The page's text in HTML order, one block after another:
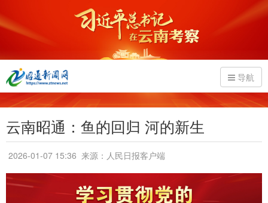
导航
云南昭通：鱼的回归 河的新生
2026-01-07 15:36 来源：人民日报客户端